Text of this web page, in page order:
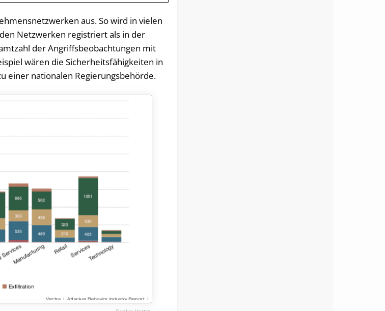
aus. So wird in vielen
Netzwerken registriert als in der
der Angriffsbeobachtungen mit
wären die Sicherheitsfähigkeiten in
einer nationalen Regierungsbehörde.